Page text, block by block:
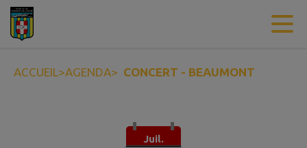
Contenu
ACCUEIL>AGENDA> CONCERT - BEAUMONT
Juil.